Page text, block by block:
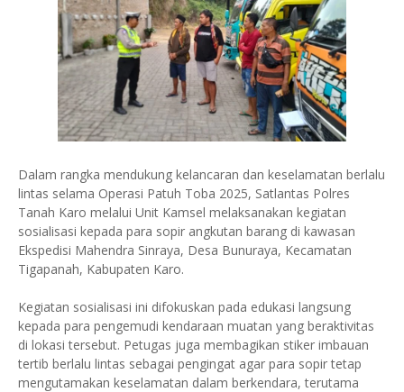
Dalam rangka mendukung kelancaran dan keselamatan berlalu
lintas selama Operasi Patuh Toba 2025, Satlantas Polres
Tanah Karo melalui Unit Kamsel melaksanakan kegiatan
sosialisasi kepada para sopir angkutan barang di kawasan
Ekspedisi Mahendra Sinraya, Desa Bunuraya, Kecamatan
Tigapanah, Kabupaten Karo.
Kegiatan sosialisasi ini difokuskan pada edukasi langsung
kepada para pengemudi kendaraan muatan yang beraktivitas
di lokasi tersebut. Petugas juga membagikan stiker imbauan
tertib berlalu lintas sebagai pengingat agar para sopir tetap
mengutamakan keselamatan dalam berkendara, terutama